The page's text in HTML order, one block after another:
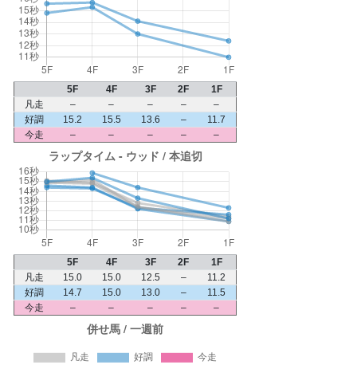
5F 4F 3F 2F
1F
凡走
– – – –
–
好調
15.2 15.5 13.6 –
11.7
今走
– – – – –
5F 4F 3F 2F
1F
凡走
15.0 15.0 12.5 –
11.2
好調
14.7 15.0 13.0 –
11.5
今走
– – – – –